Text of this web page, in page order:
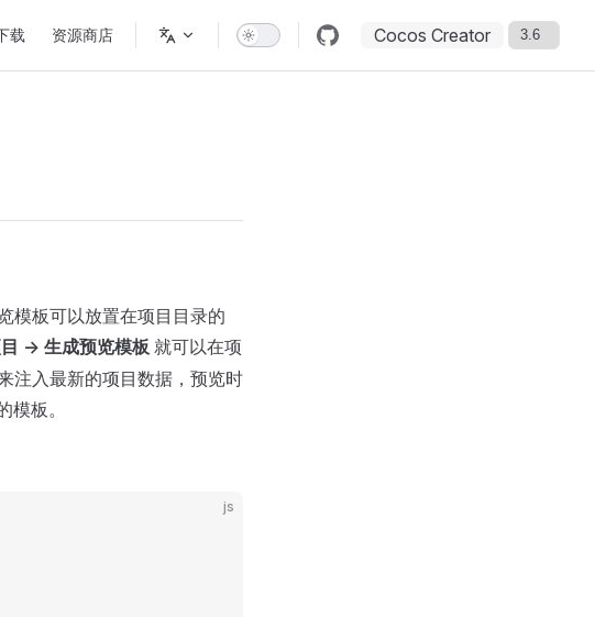
载 资源商店 Cocos Creator
模板可以放置在项目目录的
-> 生成预览模板 就可以在项
注入最新的项目数据，预览时
板。
js